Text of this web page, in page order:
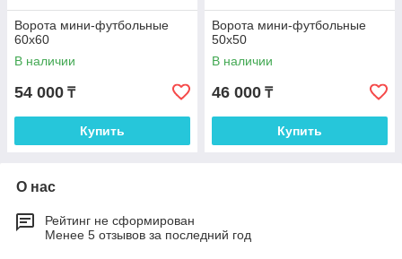
Ворота мини-футбольные
60х60
В наличии
54 000 ₸
Купить
Ворота мини-футбольные
50х50
В наличии
46 000 ₸
Купить
О нас
Рейтинг не сформирован
Менее 5 отзывов за последний год